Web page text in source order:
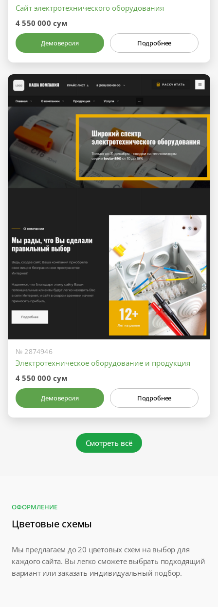
Сайт электротехнического оборудования
4 550 000 сум
Демоверсия Подробнее
№ 2874946
Электротехническое оборудование и продукция
4 550 000 сум
Демоверсия Подробнее
Смотреть всё
ОФОРМЛЕНИЕ
Цветовые схемы
Мы предлагаем до 20 цветовых схем на выбор для
каждого сайта. Вы легко сможете выбрать подходящий
вариант или заказать индивидуальный подбор.